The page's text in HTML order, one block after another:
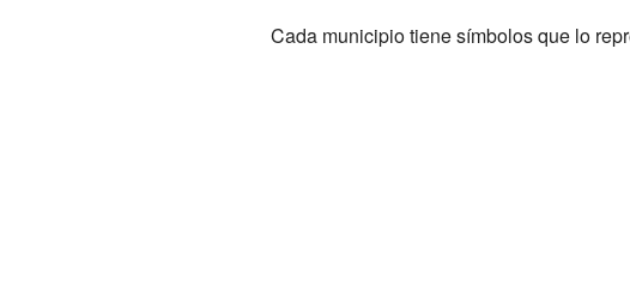
Cada municipio tiene símbolos que lo